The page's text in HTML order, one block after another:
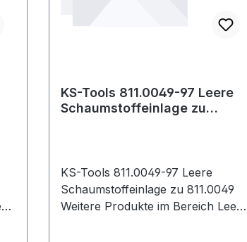
KS-Tools 811.0049-97 Leere
Schaumstoffeinlage zu
KS-Tools 811.0049-97 Leere
Schaumstoffeinlage zu 811.0049
Weitere Produkte im Bereich Leere